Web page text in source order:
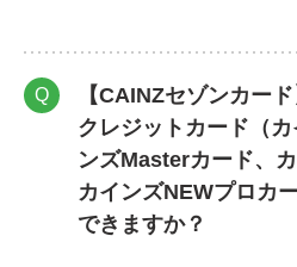
Q
【CAINZセゾンカー
クレジットカード（
ンズMasterカード、
カインズNEWプロカ
できますか？